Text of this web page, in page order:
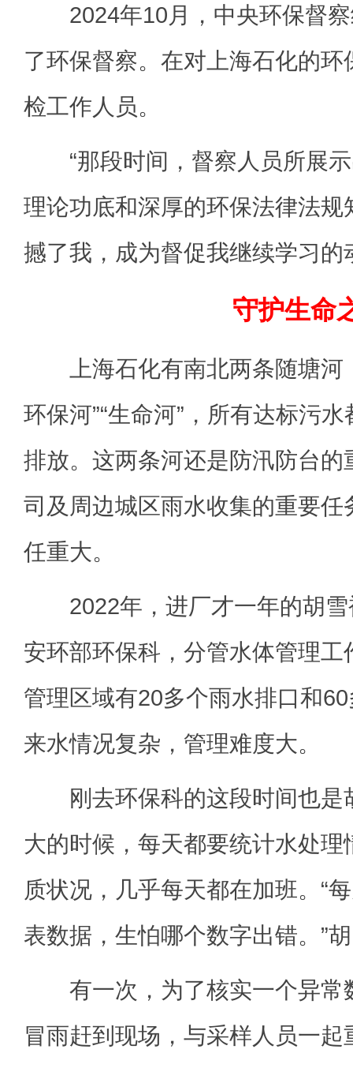
2024年10月，中央环保督察
了环保督察。在对上海石化的
检工作人员。
“那段时间，督察人员所展示
理论功底和深厚的环保法律法规
撼了我，成为督促我继续学习的
守护生命
上海石化有南北两条随塘河
环保河”“生命河”，所有达标污
排放。这两条河还是防汛防台的
司及周边城区雨水收集的重要任
任重大。
2022年，进厂才一年的胡雪
安环部环保科，分管水体管理
管理区域有20多个雨水排口和
来水情况复杂，管理难度大。
刚去环保科的这段时间也是
大的时候，每天都要统计水处
质状况，几乎每天都在加班。“
表数据，生怕哪个数字出错。”
有一次，为了核实一个异常
冒雨赶到现场，与采样人员一起